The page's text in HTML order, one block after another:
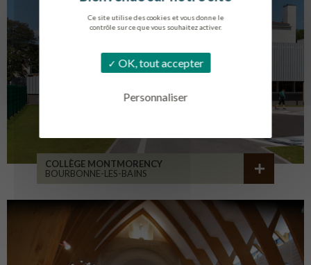
Ce site utilise des cookies et vous donne le
contrôle sur ce que vous souhaitez activer.
OK, tout accepter
Personnaliser
COLLÈGE MONTMORENCY
BOURBONNE-LES-BAINS